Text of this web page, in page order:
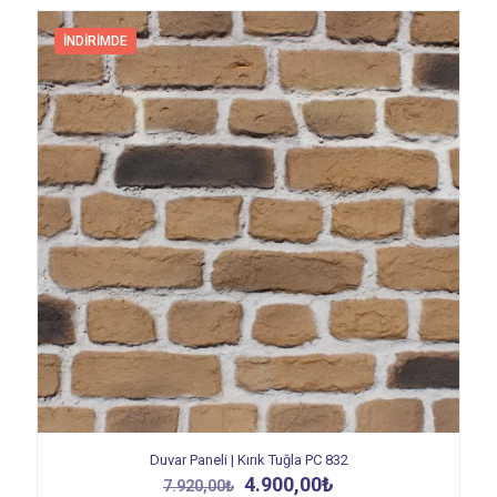
İNDIRIMDE
Duvar Paneli | Kırık Tuğla PC 832
7.920,00₺ Orijinal
4.900,00₺